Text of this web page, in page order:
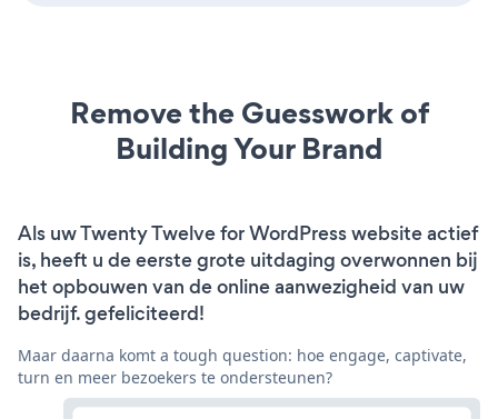
Remove the Guesswork of
Building Your Brand
Als uw Twenty Twelve for WordPress website actief
is, heeft u de eerste grote uitdaging overwonnen bij
het opbouwen van de online aanwezigheid van uw
bedrijf. gefeliciteerd!
Maar daarna komt a tough question: hoe engage, captivate,
turn en meer bezoekers te ondersteunen?